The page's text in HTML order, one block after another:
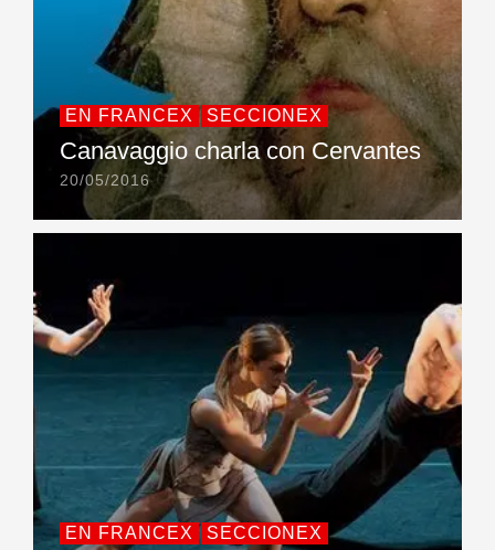
EN FRANCEX SECCIONEX
Canavaggio charla con Cervantes
20/05/2016
EN FRANCEX SECCIONEX